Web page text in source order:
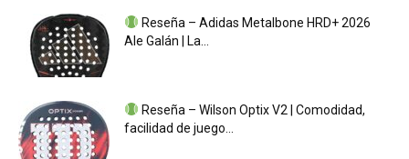
Reseña – Adidas Metalbone HRD+ 2026
Ale Galán | La...
Reseña – Wilson Optix V2 | Comodidad,
facilidad de juego...